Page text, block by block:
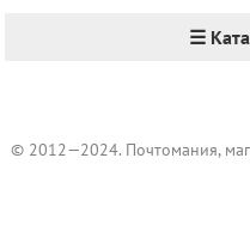
☰
© 2012—2024. Почтомания,